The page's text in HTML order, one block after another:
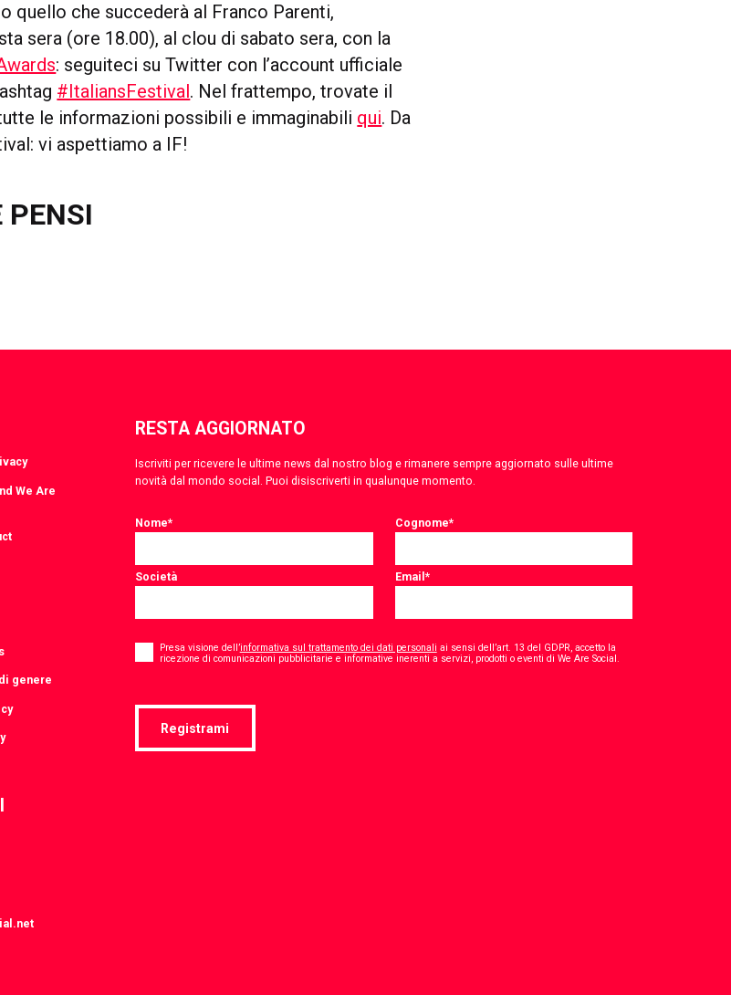
quello che succederà al Franco Parenti,
sera (ore 18.00), al clou di sabato sera, con la
: seguiteci su Twitter con l’account ufficiale
#ItaliansFestival. Nel frattempo, trovate il
le informazioni possibili e immaginabili qui. Da
vi aspettiamo a IF!
PENSI
We Are
genere
RESTA AGGIORNATO
Iscriviti per ricevere le ultime news dal nostro blog e rimanere sempre aggiornato sulle ultime
novità dal mondo social. Puoi disiscriverti in qualunque momento.
Nome* Cognome*
Società Email*
* Presa visione dell’informativa sul trattamento dei dati personali ai sensi dell’art. 13 del GDPR, accetto la
ricezione di comunicazioni pubblicitarie e informative inerenti a servizi, prodotti o eventi di We Are Social.
Registrami